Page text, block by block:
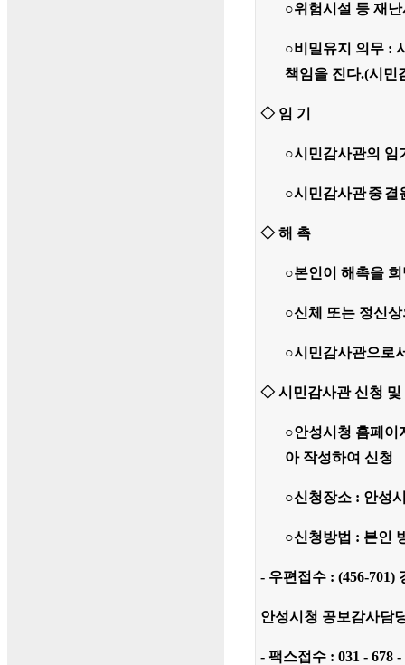
○위험시설 등 재
○비밀유지 의무 :
책임을 진다.(시민
◇ 임 기
○시민감사관의 임
○시민감사관중결
◇ 해 촉
○본인이 해촉을
○신체 또는 정신
○시민감사관으로
◇ 시민감사관 신청 및
○안성시 청 홈페이
아 작성하여 신청
○신청장소 : 안성
○신청방법 : 본인
- 우편접수 : (456-701)
안성시청 공보감사담
- 팩스접수 : 031 - 678 -